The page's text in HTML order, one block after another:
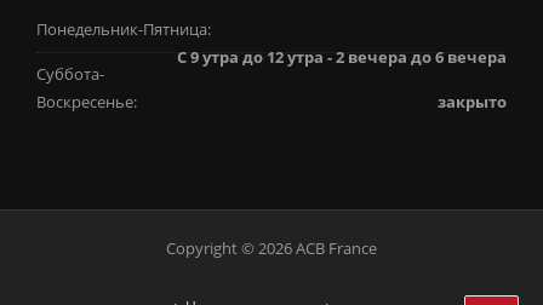
Понедельник-Пятница:
С 9 утра до 12 утра - 2 вечера до 6 вечера
Суббота-
Воскресенье:
закрыто
Copyright © 2026 ACB France